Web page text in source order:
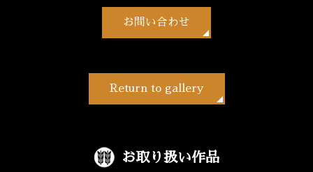
お問い合わせ
Return to gallery
お取り扱い作品